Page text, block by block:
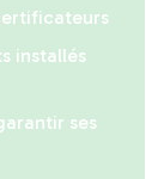
installés
ses